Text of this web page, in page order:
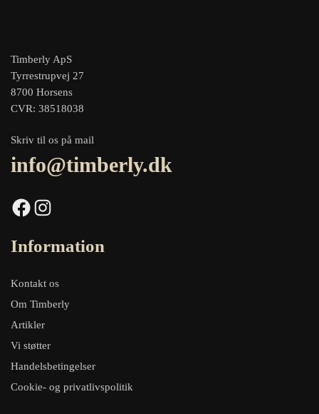
Timberly ApS
Tyrrestrupvej 27
8700 Horsens
CVR: 38518038
Skriv til os på mail
info@timberly.dk
Facebook Instagram
Information
Kontakt os
Om Timberly
Artikler
Vi støtter
Handelsbetingelser
Cookie- og privatlivspolitik